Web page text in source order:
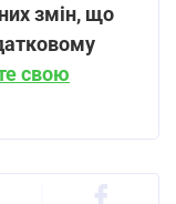
змін, що
свою